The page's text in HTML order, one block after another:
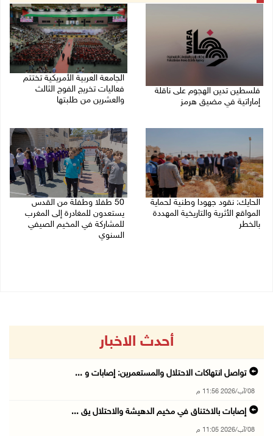
فلسطين تدين الهجوم على ناقلة
إماراتية في مضيق هرمز
الجامعة العربية الأمريكية تختتم
فعاليات تخريج الفوج الثالث
والعشرين من طلبتها
الحايك: نقود جهودا وطنية لحماية
المواقع الأثرية والتاريخية المهددة
بالخطر
50 طفلا وطفلة من القدس
يستعدون للمغادرة إلى المغرب
للمشاركة في المخيم الصيفي
السنوي
أحدث الاخبار
تواصل انتهاكات الاحتلال والمستعمرين: إصابات و ...
08/آب/2026 11:56 م
إصابات بالاختناق في مخيم الدهيشة والاحتلال يق ...
08/آب/2026 11:05 م